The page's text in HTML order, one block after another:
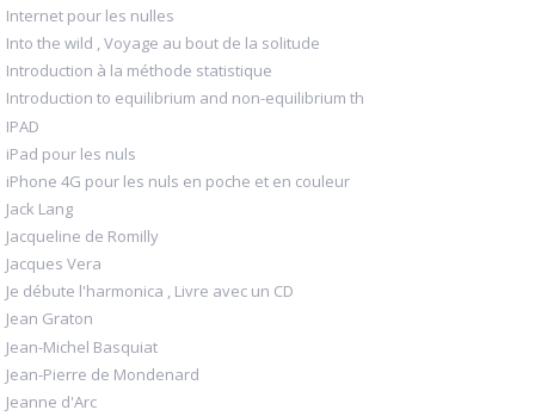
Internet pour les nulles
Into the wild , Voyage au bout de la solitude
Introduction à la méthode statistique
Introduction to equilibrium and non-equilibrium th
IPAD
iPad pour les nuls
iPhone 4G pour les nuls en poche et en couleur
Jack Lang
Jacqueline de Romilly
Jacques Vera
Je débute l'harmonica , Livre avec un CD
Jean Graton
Jean-Michel Basquiat
Jean-Pierre de Mondenard
Jeanne d'Arc